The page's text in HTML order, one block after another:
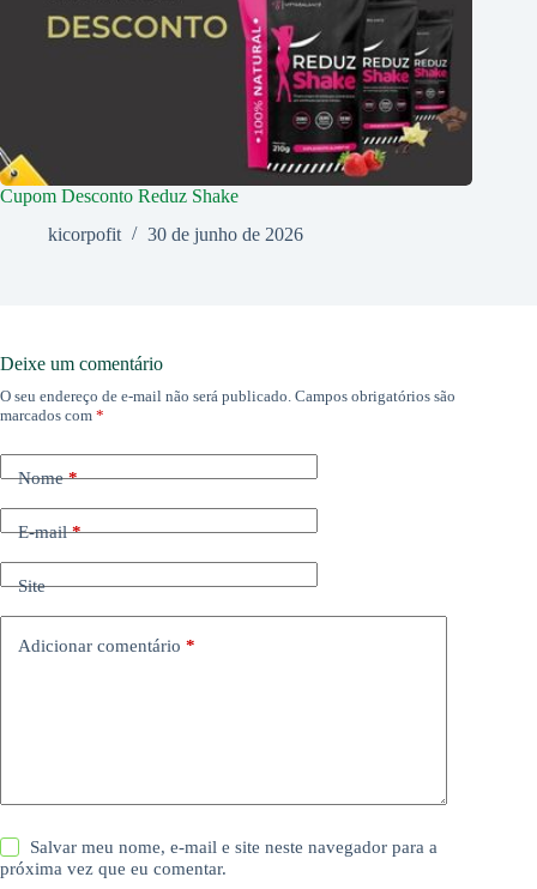
Cupom Desconto Reduz Shake
kicorpofit
30 de junho de 2026
Deixe um comentário
O seu endereço de e-mail não será publicado. Campos obrigatórios são
marcados com *
Nome*
E-mail*
Site
Adicionar comentário *
Salvar meu nome, e-mail e site neste navegador para a
próxima vez que eu comentar.